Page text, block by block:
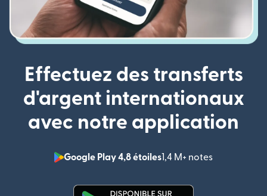
Effectuez des transferts
d'argent internationaux
avec notre application
Google Play 4,8 étoiles1,4 M+ notes